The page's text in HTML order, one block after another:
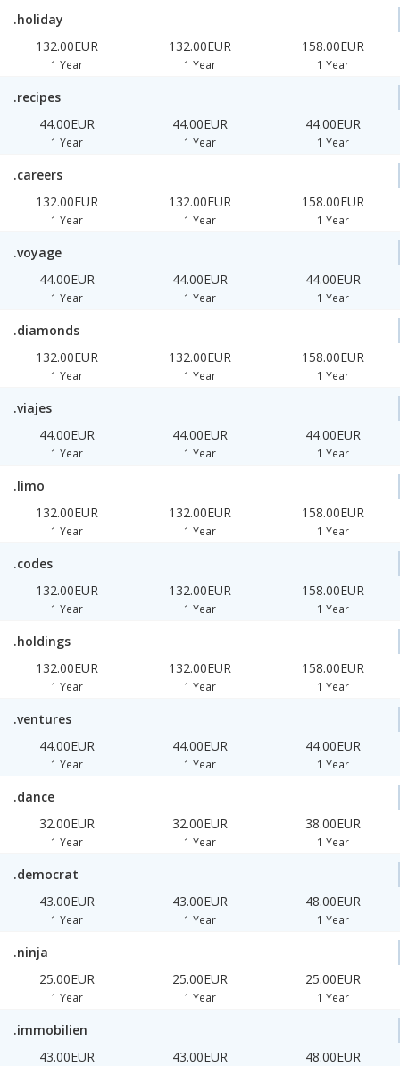
.holiday
132.00EUR
1 Year
132.00EUR
1 Year
158.00EUR
1 Year
.recipes
44.00EUR
1 Year
44.00EUR
1 Year
44.00EUR
1 Year
.careers
132.00EUR
1 Year
132.00EUR
1 Year
158.00EUR
1 Year
.voyage
44.00EUR
1 Year
44.00EUR
1 Year
44.00EUR
1 Year
.diamonds
132.00EUR
1 Year
132.00EUR
1 Year
158.00EUR
1 Year
.viajes
44.00EUR
1 Year
44.00EUR
1 Year
44.00EUR
1 Year
.limo
132.00EUR
1 Year
132.00EUR
1 Year
158.00EUR
1 Year
.codes
132.00EUR
1 Year
132.00EUR
1 Year
158.00EUR
1 Year
.holdings
132.00EUR
1 Year
132.00EUR
1 Year
158.00EUR
1 Year
.ventures
44.00EUR
1 Year
44.00EUR
1 Year
44.00EUR
1 Year
.dance
32.00EUR
1 Year
32.00EUR
1 Year
38.00EUR
1 Year
.democrat
43.00EUR
1 Year
43.00EUR
1 Year
48.00EUR
1 Year
.ninja
25.00EUR
1 Year
25.00EUR
1 Year
25.00EUR
1 Year
.immobilien
43.00EUR
43.00EUR 48.00EUR